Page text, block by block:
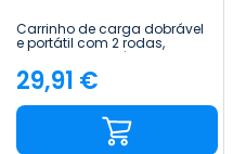
Carrinho de carga dobrável
e portátil com 2 rodas,
capacidade máxima de 70
kg 7house
Preço
29,91 €